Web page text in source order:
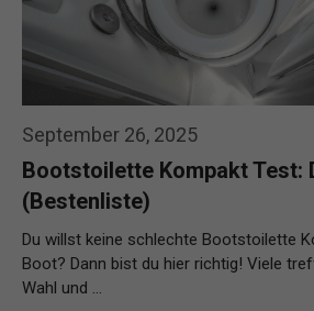
September 26, 2025
Bootstoilette Kompakt Test:
(Bestenliste)
Du willst keine schlechte Bootstoilette
Boot? Dann bist du hier richtig! Viele
Wahl und …